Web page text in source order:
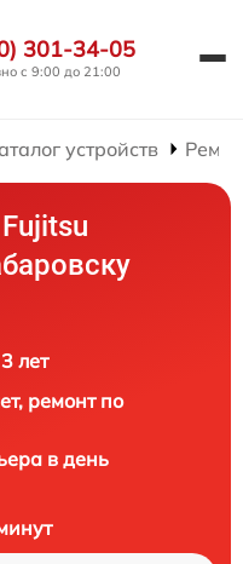
301-34-05
с 9:00 до 21:00
устройств
лет
ремонт по
в день